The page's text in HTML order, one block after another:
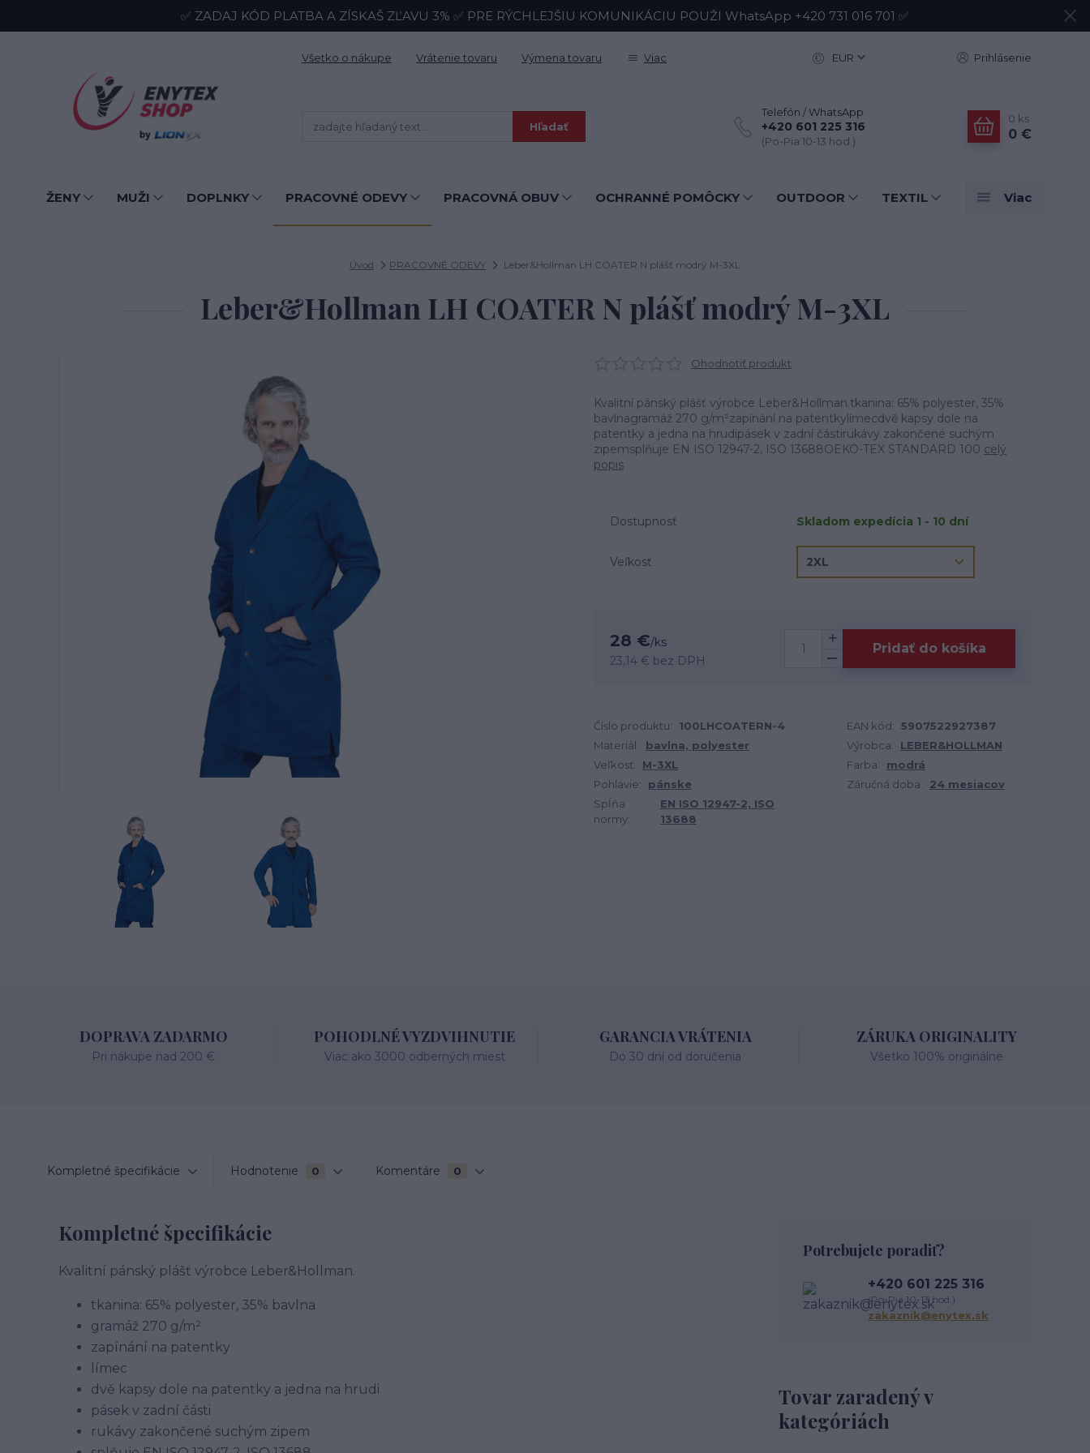
✅ ZADAJ KÓD PLATBA A ZÍSKAŠ ZĽAVU 3% ✅ PRE RÝCHLEJŠIU KOMUNIKÁCIU POUŽI WhatsApp +420 731 016 701 ✅
Všetko o nákupe Vrátenie tovaru Výmena tovaru Viac EUR Prihlásenie
Hľadať
Telefón / WhatsApp
+420 601 225 316
(Po-Pia 10-13 hod.)
0 ks
0 €
ŽENY MUŽI DOPLNKY PRACOVNÉ ODEVY PRACOVNÁ OBUV OCHRANNÉ POMÔCKY OUTDOOR TEXTIL Viac
Úvod PRACOVNÉ ODEVY Leber&Hollman LH COATER N plášť modrý M-3XL
Leber&Hollman LH COATER N plášť modrý M-3XL
Ohodnotiť produkt
Kvalitní pánský plášť výrobce Leber&Hollman.tkanina: 65% polyester, 35%
bavlnagramáž 270 g/m²zapínání na patentkylímecdvě kapsy dole na
patentky a jedna na hrudipásek v zadní částirukávy zakončené suchým
zipemsplňuje EN ISO 12947-2, ISO 13688OEKO-TEX STANDARD 100 celý
popis
Dostupnosť Skladom expedícia 1 - 10 dní
Veľkosť
28 €/ks
23,14 € bez DPH
Pridať do košíka
Číslo produktu: 100LHCOATERN-4 EAN kód: 5907522927387
Materiál:
bavlna, polyester Výrobca:
LEBER&HOLLMAN
Veľkosť:
M-3XL Farba:
modrá
Pohlavie:
pánske Záručná doba:
24 mesiacov
Spĺňa
normy:
EN ISO 12947-2, ISO
13688
DOPRAVA ZADARMO
Pri nákupe nad 200 €
POHODLNÉ VYZDVIHNUTIE
Viac ako 3000 odberných miest
GARANCIA VRÁTENIA
Do 30 dní od doručenia
ZÁRUKA ORIGINALITY
Všetko 100% originálne
Kompletné špecifikácie Hodnotenie 0 Komentáre 0
Kompletné špecifikácie
Kvalitní pánský plášť výrobce Leber&Hollman.
tkanina: 65% polyester, 35% bavlna
gramáž 270 g/m²
zapínání na patentky
límec
dvě kapsy dole na patentky a jedna na hrudi
pásek v zadní části
rukávy zakončené suchým zipem
Tovar zaradený v
kategóriách
Potrebujete poradiť?
+420 601 225 316
(Po-Pia 10-13 hod.)
zakaznik@enytex.sk